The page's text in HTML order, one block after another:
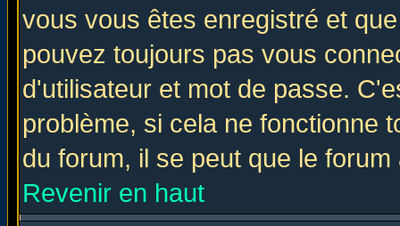
vous vous êtes enregistré et
pouvez toujours pas vous
d'utilisateur et mot de passe.
problème, si cela ne fonctionne
du forum, il se peut que le
Revenir en haut